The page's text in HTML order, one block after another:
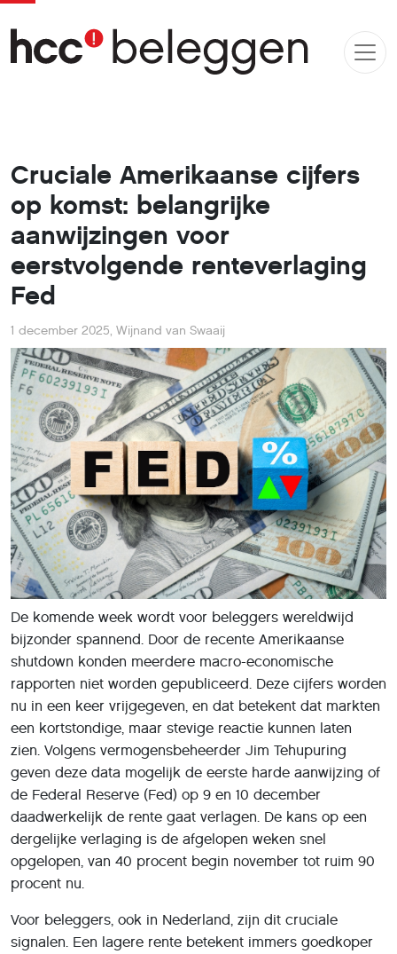
Cruciale Amerikaanse cijfers
op komst: belangrijke
aanwijzingen voor
eerstvolgende renteverlaging
Fed
1 december 2025, Wijnand van Swaaij
De komende week wordt voor beleggers wereldwijd
bijzonder spannend. Door de recente Amerikaanse
shutdown konden meerdere macro-economische
rapporten niet worden gepubliceerd. Deze cijfers worden
nu in een keer vrijgegeven, en dat betekent dat markten
een kortstondige, maar stevige reactie kunnen laten
zien. Volgens vermogensbeheerder Jim Tehupuring
geven deze data mogelijk de eerste harde aanwijzing of
de Federal Reserve (Fed) op 9 en 10 december
daadwerkelijk de rente gaat verlagen. De kans op een
dergelijke verlaging is de afgelopen weken snel
opgelopen, van 40 procent begin november tot ruim 90
procent nu.
Voor beleggers, ook in Nederland, zijn dit cruciale
signalen. Een lagere rente betekent immers goedkoper